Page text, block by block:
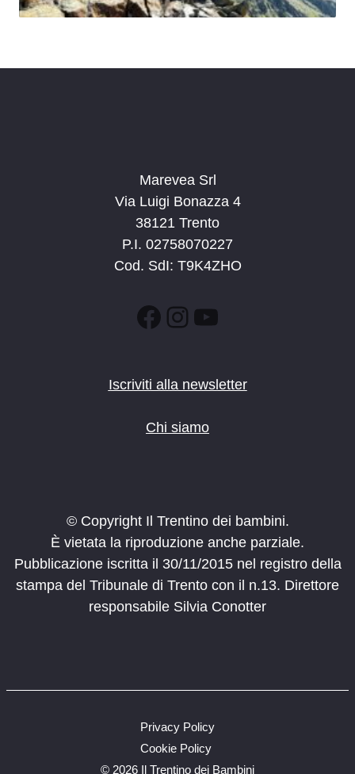
Marevea Srl
Via Luigi Bonazza 4
38121 Trento
P.I. 02758070227
Cod. SdI: T9K4ZHO
Facebook
Instagram
YouTube
Iscriviti alla newsletter
Chi siamo
© Copyright Il Trentino dei bambini.
È vietata la riproduzione anche parziale.
Pubblicazione iscritta il 30/11/2015 nel registro della
stampa del Tribunale di Trento con il n.13. Direttore
responsabile Silvia Conotter
© 2026 Il Trentino dei Bambini
Privacy Policy
Cookie Policy